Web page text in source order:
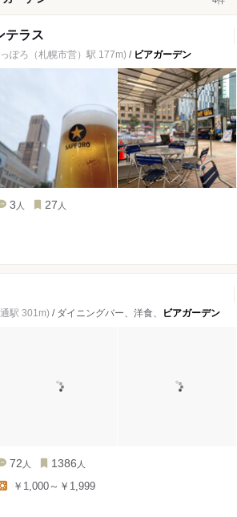
テラス
ぽろ（札幌市営）駅 177m) / ビアガーデン
3 人 27 人
駅 301m) / ダイニングバー、洋食、 ビアガーデン
72 人 1386 人
￥1,000～￥1,999